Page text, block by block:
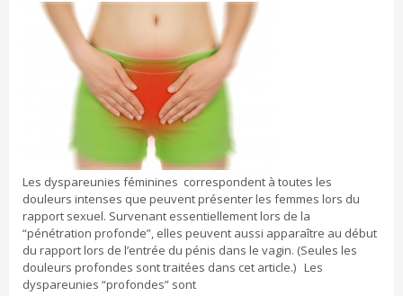
Les dyspareunies féminines correspondent à toutes les
douleurs intenses que peuvent présenter les femmes lors du
rapport sexuel. Survenant essentiellement lors de la
“pénétration profonde”, elles peuvent aussi apparaître au début
du rapport lors de l’entrée du pénis dans le vagin. (Seules les
douleurs profondes sont traitées dans cet article.) Les
dyspareunies “profondes” sont